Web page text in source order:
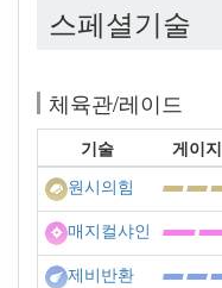
스페셜기술
체육관/레이드
기술 게이지
원시의힘
매지컬샤인
제비반환